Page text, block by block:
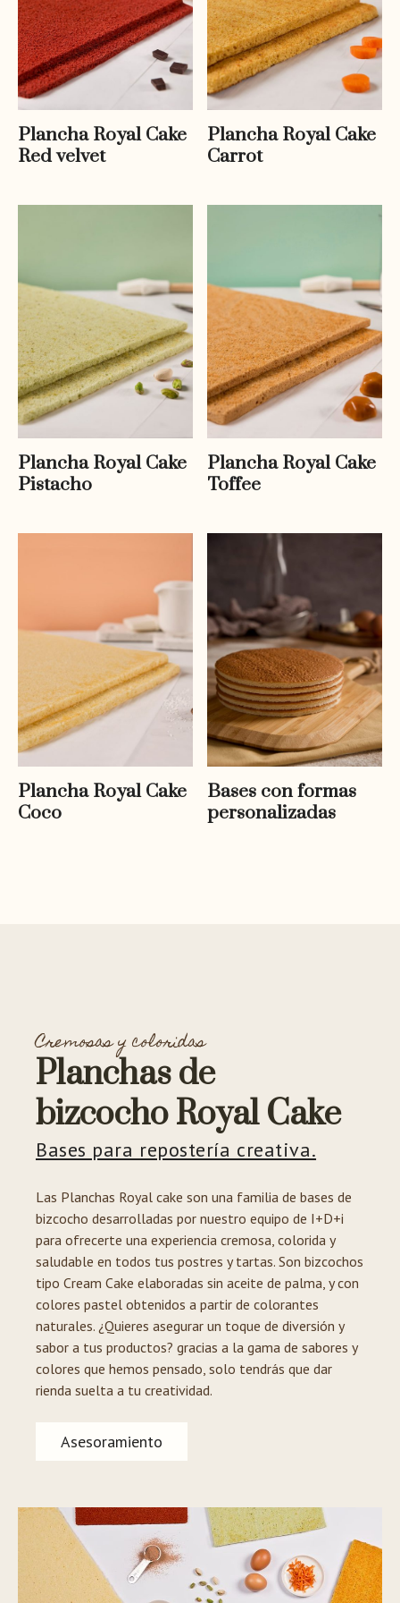
Plancha Royal Cake
Red velvet
Plancha Royal Cake
Carrot
Plancha Royal Cake
Pistacho
Plancha Royal Cake
Toffee
Plancha Royal Cake
Coco
Bases con formas
personalizadas
Cremosas y coloridas
Planchas de
bizcocho Royal Cake
Bases para repostería creativa.
Las Planchas Royal cake son una familia de bases de
bizcocho desarrolladas por nuestro equipo de I+D+i
para ofrecerte una experiencia cremosa, colorida y
saludable en todos tus postres y tartas. Son bizcochos
tipo Cream Cake elaboradas sin aceite de palma, y con
colores pastel obtenidos a partir de colorantes
naturales. ¿Quieres asegurar un toque de diversión y
sabor a tus productos? gracias a la gama de sabores y
colores que hemos pensado, solo tendrás que dar
rienda suelta a tu creatividad.
Asesoramiento